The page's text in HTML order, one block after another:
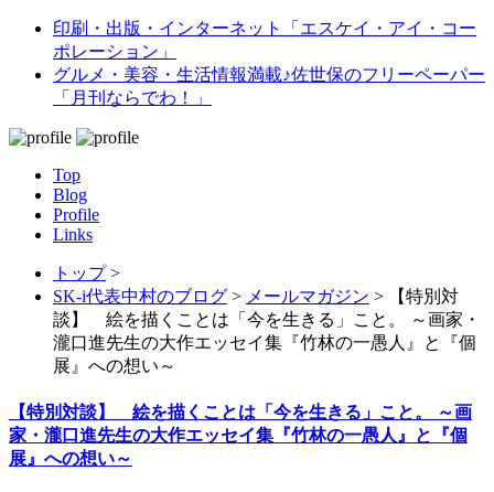
印刷・出版・インターネット「エスケイ・アイ・コー
ポレーション」
グルメ・美容・生活情報満載♪佐世保のフリーペーパー
「月刊ならでわ！」
Top
Blog
Profile
Links
トップ>
SK-i代表中村のブログ > メールマガジン >
【特別対
談】 絵を描くことは「今を生きる」こと。 ～画家・
瀧口進先生の大作エッセイ集『竹林の一愚人』と『個
展』への想い～
【特別対談】 絵を描くことは「今を生きる」こと。 ～画
家・瀧口進先生の大作エッセイ集『竹林の一愚人』と『個
展』への想い～